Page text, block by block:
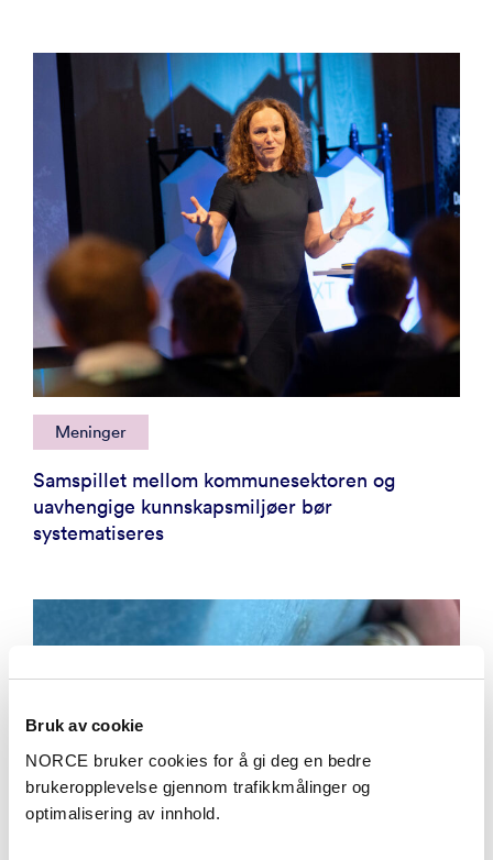
Bruk av cookie
NORCE bruker cookies for å gi deg en bedre
brukeropplevelse gjennom trafikkmålinger og
optimalisering av innhold.
Meninger
Samspillet mellom kommunesektoren og
uavhengige kunnskapsmiljøer bør
systematiseres